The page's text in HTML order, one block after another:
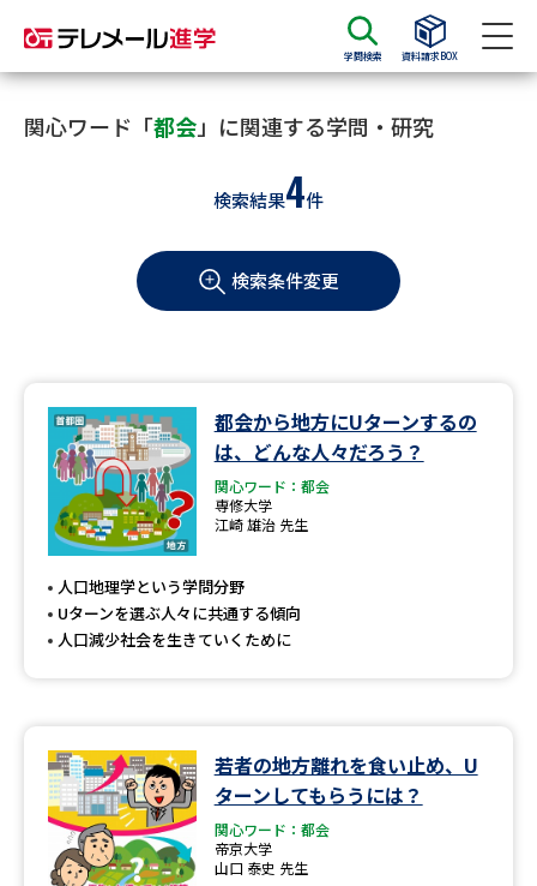
学問検索 資料請求BOX
資料請求 資料検索
大学・短大の資料種類から請求
学部・学科パンフ
過去問題集
大学・短大以外の資料から請求
専門学校の資料請求 大学院の資料請求
留学・進学関連、塾・予備校
内」の請求
高等学校（情報）教員資格認定
関心ワード「都会」に関連する学問・研究
検索結果4件
検索条件変更
都会から地方にUターンするの
は、どんな人々だろう？
関心ワード：都会
専修大学
江崎 雄治 先生
人口地理学という学問分野
Uターンを選ぶ人々に共通する傾向
人口減少社会を生きていくために
若者の地方離れを食い止め、U
ターンしてもらうには？
関心ワード：都会
帝京大学
山口 泰史 先生